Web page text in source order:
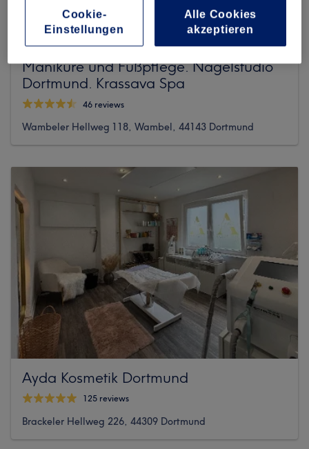
Maniküre und Fußpflege. Nagelstudio
Dortmund. Krassava Spa
46 reviews
Wambeler Hellweg 118, Wambel, 44143 Dortmund
Ayda Kosmetik Dortmund
125 reviews
Brackeler Hellweg 226, 44309 Dortmund
Cookie-
Einstellungen
Alle Cookies
akzeptieren